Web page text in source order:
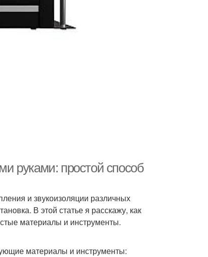
руками: простой способ
и звукоизоляции различных
В этой статье я расскажу, как
материалы и инструменты.
материалы и инструменты: